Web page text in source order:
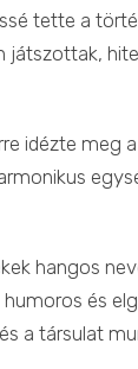
tette a
idézte meg
hangos
és
a társulat